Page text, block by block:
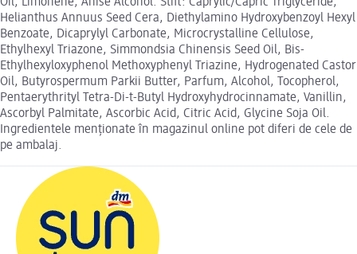
Helianthus Annuus Seed Cera, Diethylamino Hydroxybenzoyl Hexyl
Benzoate, Dicaprylyl Carbonate, Microcrystalline Cellulose,
Ethylhexyl Triazone, Simmondsia Chinensis Seed Oil, Bis-
Ethylhexyloxyphenol Methoxyphenyl Triazine, Hydrogenated Castor
Oil, Butyrospermum Parkii Butter, Parfum, Alcohol, Tocopherol,
Pentaerythrityl Tetra-Di-t-Butyl Hydroxyhydrocinnamate, Vanillin,
Ascorbyl Palmitate, Ascorbic Acid, Citric Acid, Glycine Soja Oil.
Ingredientele menționate în magazinul online pot diferi de cele de
pe ambalaj.